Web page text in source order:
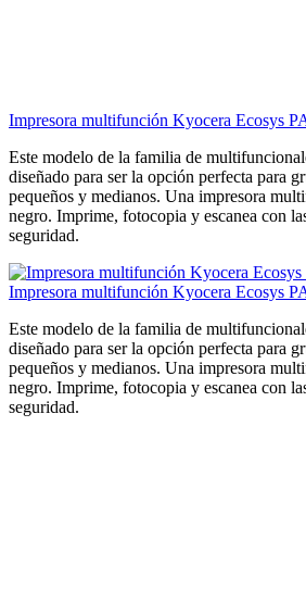
Impresora multifunción Kyocera Ecosys
Este modelo de la familia de
diseñado para ser la opción perfecta para
pequeños y medianos. Una impresora
negro. Imprime, fotocopia y escanea con
seguridad.
Impresora multifunción Kyocera Ecosys
Este modelo de la familia de
diseñado para ser la opción perfecta para
pequeños y medianos. Una impresora
negro. Imprime, fotocopia y escanea con
seguridad.